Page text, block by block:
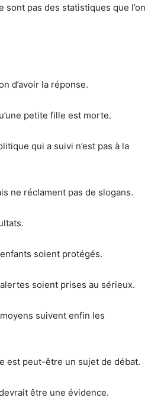
sont pas des statistiques que l’on
d’avoir la réponse.
petite fille est morte.
qui a suivi n’est pas à la
ne réclament pas de slogans.
soient protégés.
soient prises au sérieux.
suivent enfin les
est peut-être un sujet de débat.
être une évidence.